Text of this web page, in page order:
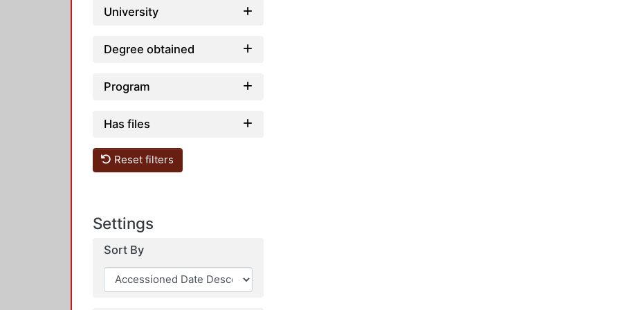
University
Degree obtained
Program
Has files
Reset filters
Settings
Sort By